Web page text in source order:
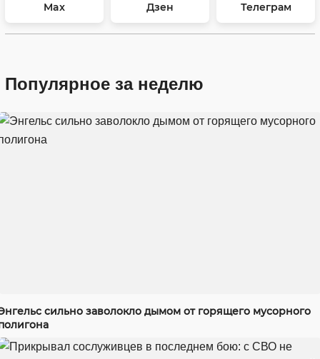
Max Дзен Телеграм
Популярное за неделю
сильно заволокло дымом от горящего мусорного